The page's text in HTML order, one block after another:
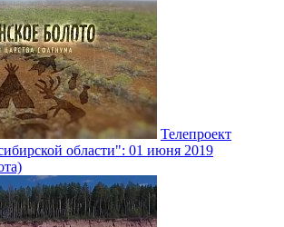
Телепроект
области": 01 июня 2019